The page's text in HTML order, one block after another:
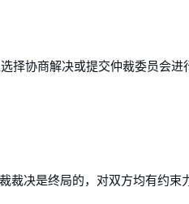
择协商解决或提交仲裁委员会进
裁决是终局的，对双方均有约束